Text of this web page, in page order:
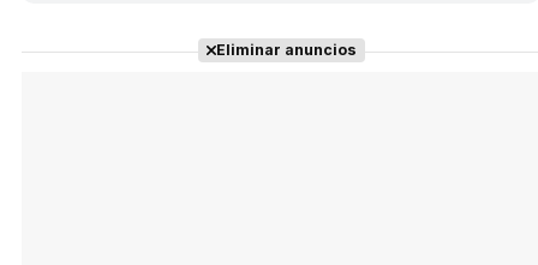
Eliminar anuncios